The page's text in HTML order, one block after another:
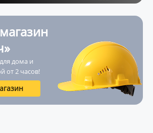
дома и
от 2 часов!